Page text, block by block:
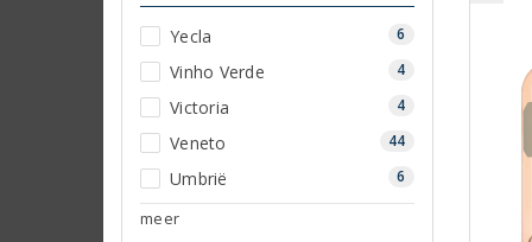
Yecla 6
Vinho Verde 4
Victoria 4
Veneto 44
Umbrië 6
meer